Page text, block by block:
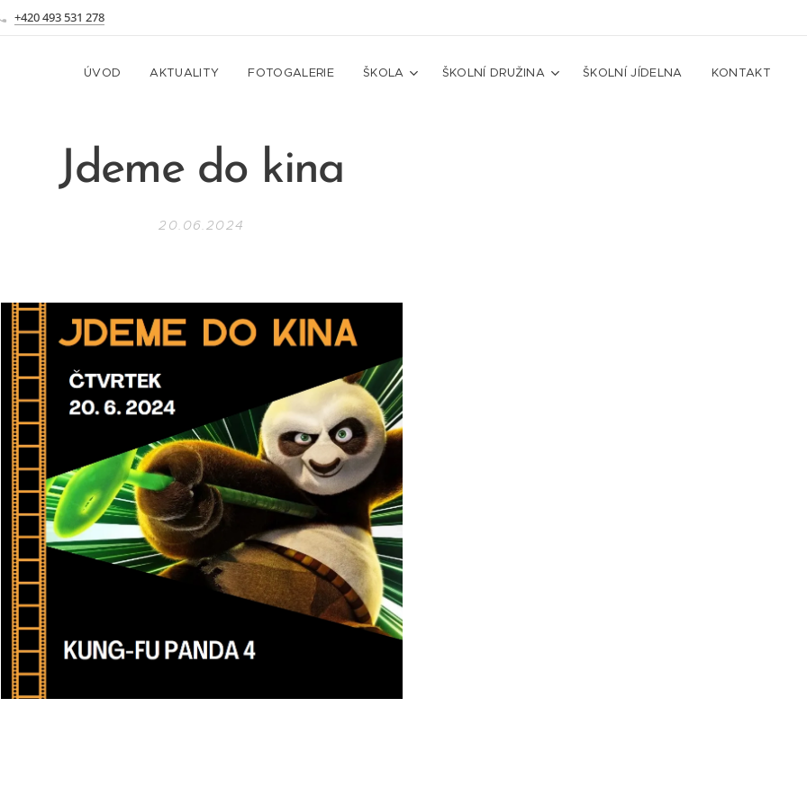
+420 493 531 278
ÚVOD AKTUALITY FOTOGALERIE ŠKOLA ŠKOLNÍ DRUŽINA ŠKOLNÍ JÍDELNA KONTAKT
Jdeme do kina
20.06.2024